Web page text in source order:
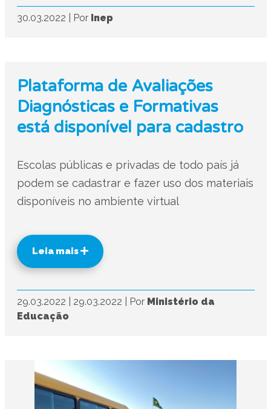
30.03.2022 Por Inep
Plataforma de Avaliações
Diagnósticas e Formativas
está disponível para cadastro
Escolas públicas e privadas de todo país já
podem se cadastrar e fazer uso dos materiais
disponíveis no ambiente virtual
Leia mais
29.03.2022 29.03.2022 Por Ministério da
Educação